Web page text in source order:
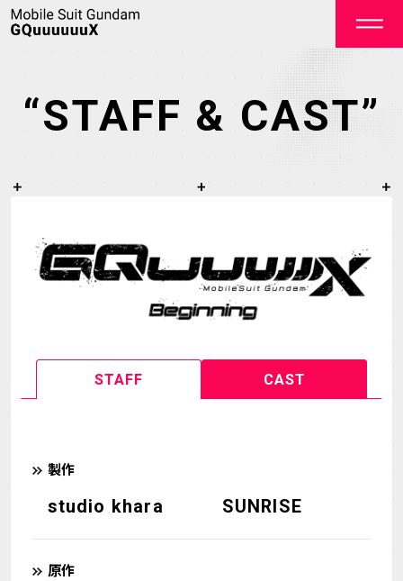
NEWS
STORY CHARACTER
GALLERY
THEATER
“STAFF & CAST”
STAFF CAST
製作
studio khara SUNRISE
原作